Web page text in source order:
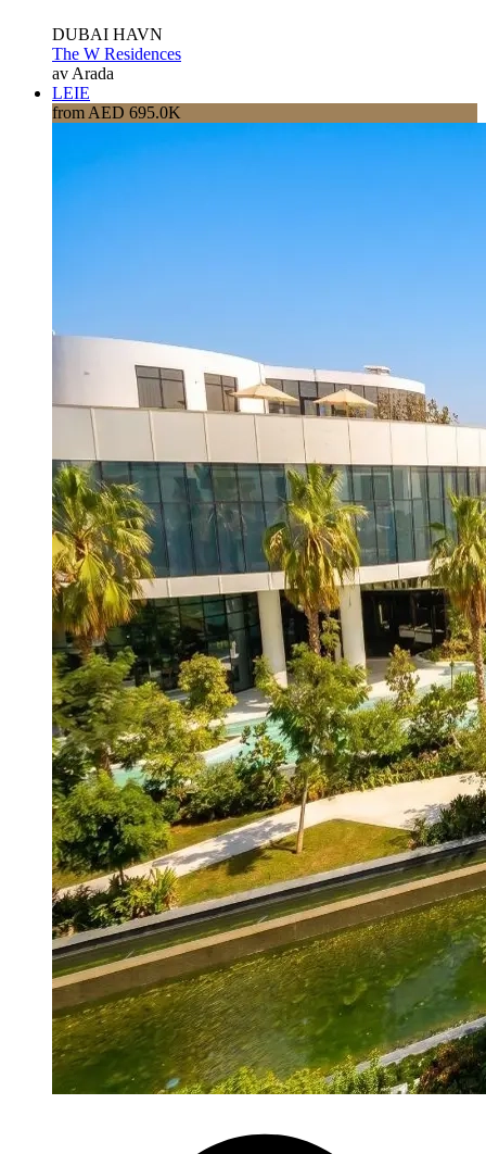
DUBAI HAVN
The W Residences
av Arada
LEIE
from AED 695.0K